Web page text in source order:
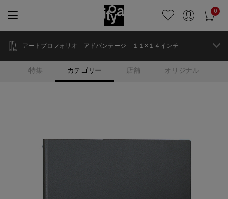
0
特集 カテゴリー 店舗 オリジナル
アートプロフォリオ アドバンテージ １１×１４インチ